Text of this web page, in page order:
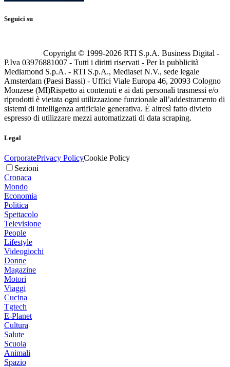
Seguici su
Copyright © 1999-2026 RTI S.p.A. Business Digital -
P.Iva 03976881007 - Tutti i diritti riservati - Per la pubblicità
Mediamond S.p.A. - RTI S.p.A., Mediaset N.V., sede legale
Amsterdam (Paesi Bassi) - Uffici Viale Europa 46, 20093 Cologno
Monzese (MI)Rispetto ai contenuti e ai dati personali trasmessi e/o
riprodotti è vietata ogni utilizzazione funzionale all’addestramento di
sistemi di intelligenza artificiale generativa. È altresì fatto divieto
espresso di utilizzare mezzi automatizzati di data scraping.
Legal
CorporatePrivacy PolicyCookie Policy
Sezioni
Cronaca
Mondo
Economia
Politica
Spettacolo
Televisione
People
Lifestyle
Videogiochi
Donne
Magazine
Motori
Viaggi
Cucina
Tgtech
E-Planet
Cultura
Salute
Scuola
Animali
Spazio